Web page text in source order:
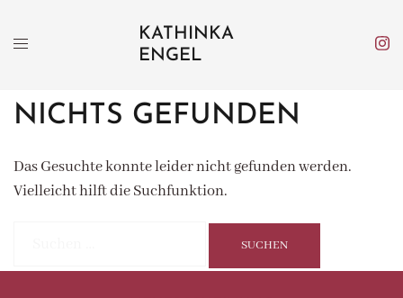
Inhalt
KATHINKA
ENGEL
NICHTS GEFUNDEN
Das Gesuchte konnte leider nicht gefunden werden.
Vielleicht hilft die Suchfunktion.